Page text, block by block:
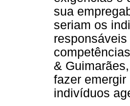
sua
seriam os
&
fazer
indivíduos